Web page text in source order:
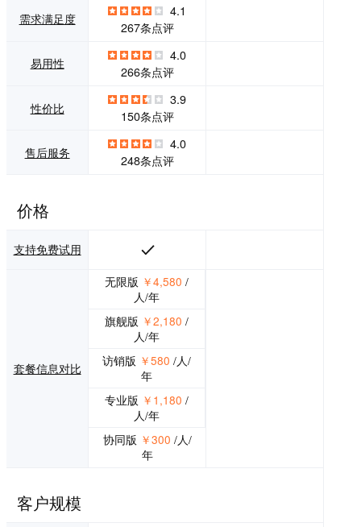
作。纷享销客坚持
行业化战略，为高
务、快消、农牧、
大制造等行业的大
中型企业提供深度
行业化的产品、方
案和服务，助力企
业通过营销、销
售、服务全业务链
一体化实现持续增
行“PaaS业务定制
平台+BI智能分析平
台+开放互联平
台”的平台化战略，
为企业个性化业务
提供友好的自主配
置能力、智能分析
能力和多系统连接
集成能力，支持和
企业微信、钉钉、
HR、ERP等多异构
系统的无缝打通，
段、不同类型企业
的业务发展需要。
需求满足度
4.1
267条点评
易用性
4.0
266条点评
性价比
3.9
150条点评
售后服务
4.0
248条点评
价格
支持免费试用
套餐信息对比
无限版 ￥4,580 /
人/年
旗舰版 ￥2,180 /
人/年
访销版 ￥580 /人/
年
专业版 ￥1,180 /
人/年
协同版 ￥300 /人/
年
客户规模